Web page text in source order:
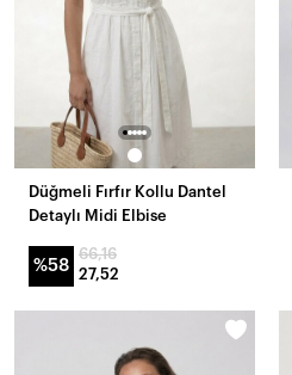
Düğmeli Fırfır Kollu Dantel
Detaylı Midi Elbise
%58
66,16
27,52